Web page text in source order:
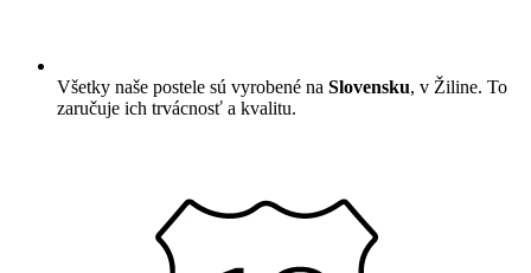
Všetky naše postele sú vyrobené na Slovensku, v Žiline. To
zaručuje ich trvácnosť a kvalitu.